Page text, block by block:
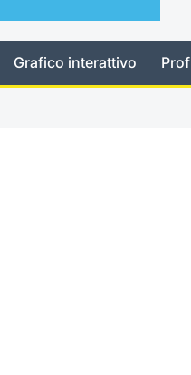
Grafico interattivo